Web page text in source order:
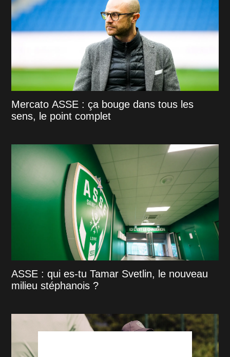
Mercato ASSE : ça bouge dans tous les
sens, le point complet
ASSE : qui es-tu Tamar Svetlin, le nouveau
milieu stéphanois ?